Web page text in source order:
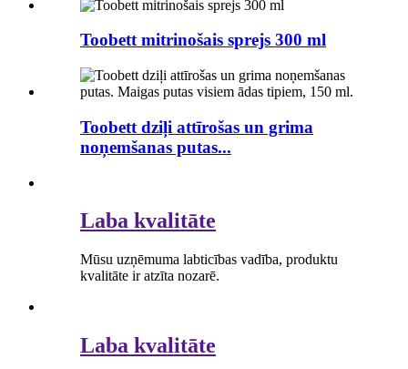
Toobett mitrinošais sprejs 300 ml
Toobett dziļi attīrošas un grima
noņemšanas putas...
Laba kvalitāte
Mūsu uzņēmuma labticības vadība, produktu
kvalitāte ir atzīta nozarē.
Laba kvalitāte